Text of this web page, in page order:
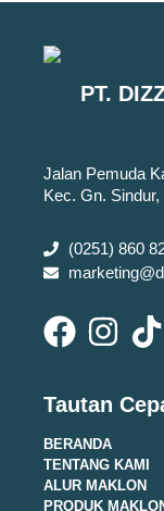
PT.
Jalan Pemuda
Kec. Gn.
(0251) 860
Tautan
BERANDA
TENTANG KAMI
ALUR MAKLON
PRODUK